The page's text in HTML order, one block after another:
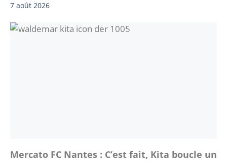
7 août 2026
Mercato FC Nantes : C’est fait, Kita boucle un